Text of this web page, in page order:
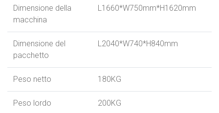
Dimensione della
macchina
L1660*W750mm*H1620mm
Dimensione del
pacchetto
L2040*W740*H840mm
Peso netto 180KG
Peso lordo 200KG